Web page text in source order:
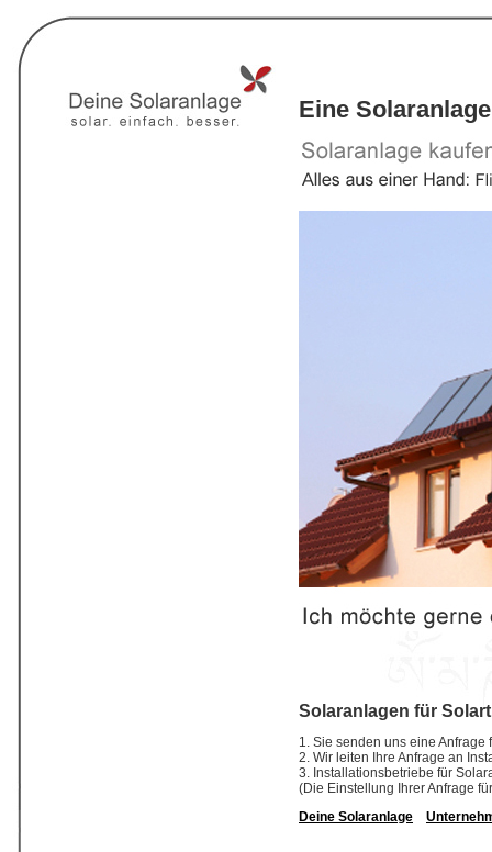
Eine
Solaranlagen für
1. Sie senden uns eine
2. Wir leiten Ihre Anfrage an
3. Installationsbetriebe für
(Die Einstellung Ihrer Anfrage
Deine Solaranlage